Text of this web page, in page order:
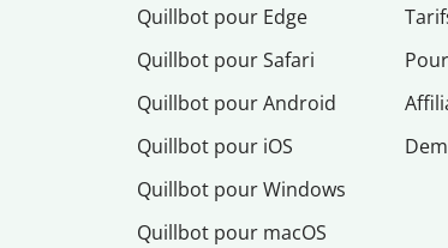
Quillbot pour Edge
Quillbot pour Safari
Quillbot pour Android
Quillbot pour iOS
Quillbot pour Windows
Quillbot pour macOS